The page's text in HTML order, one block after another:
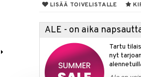
LISÄÄ TOIVELISTALLE
ALE - on aika
Tartu
nyt